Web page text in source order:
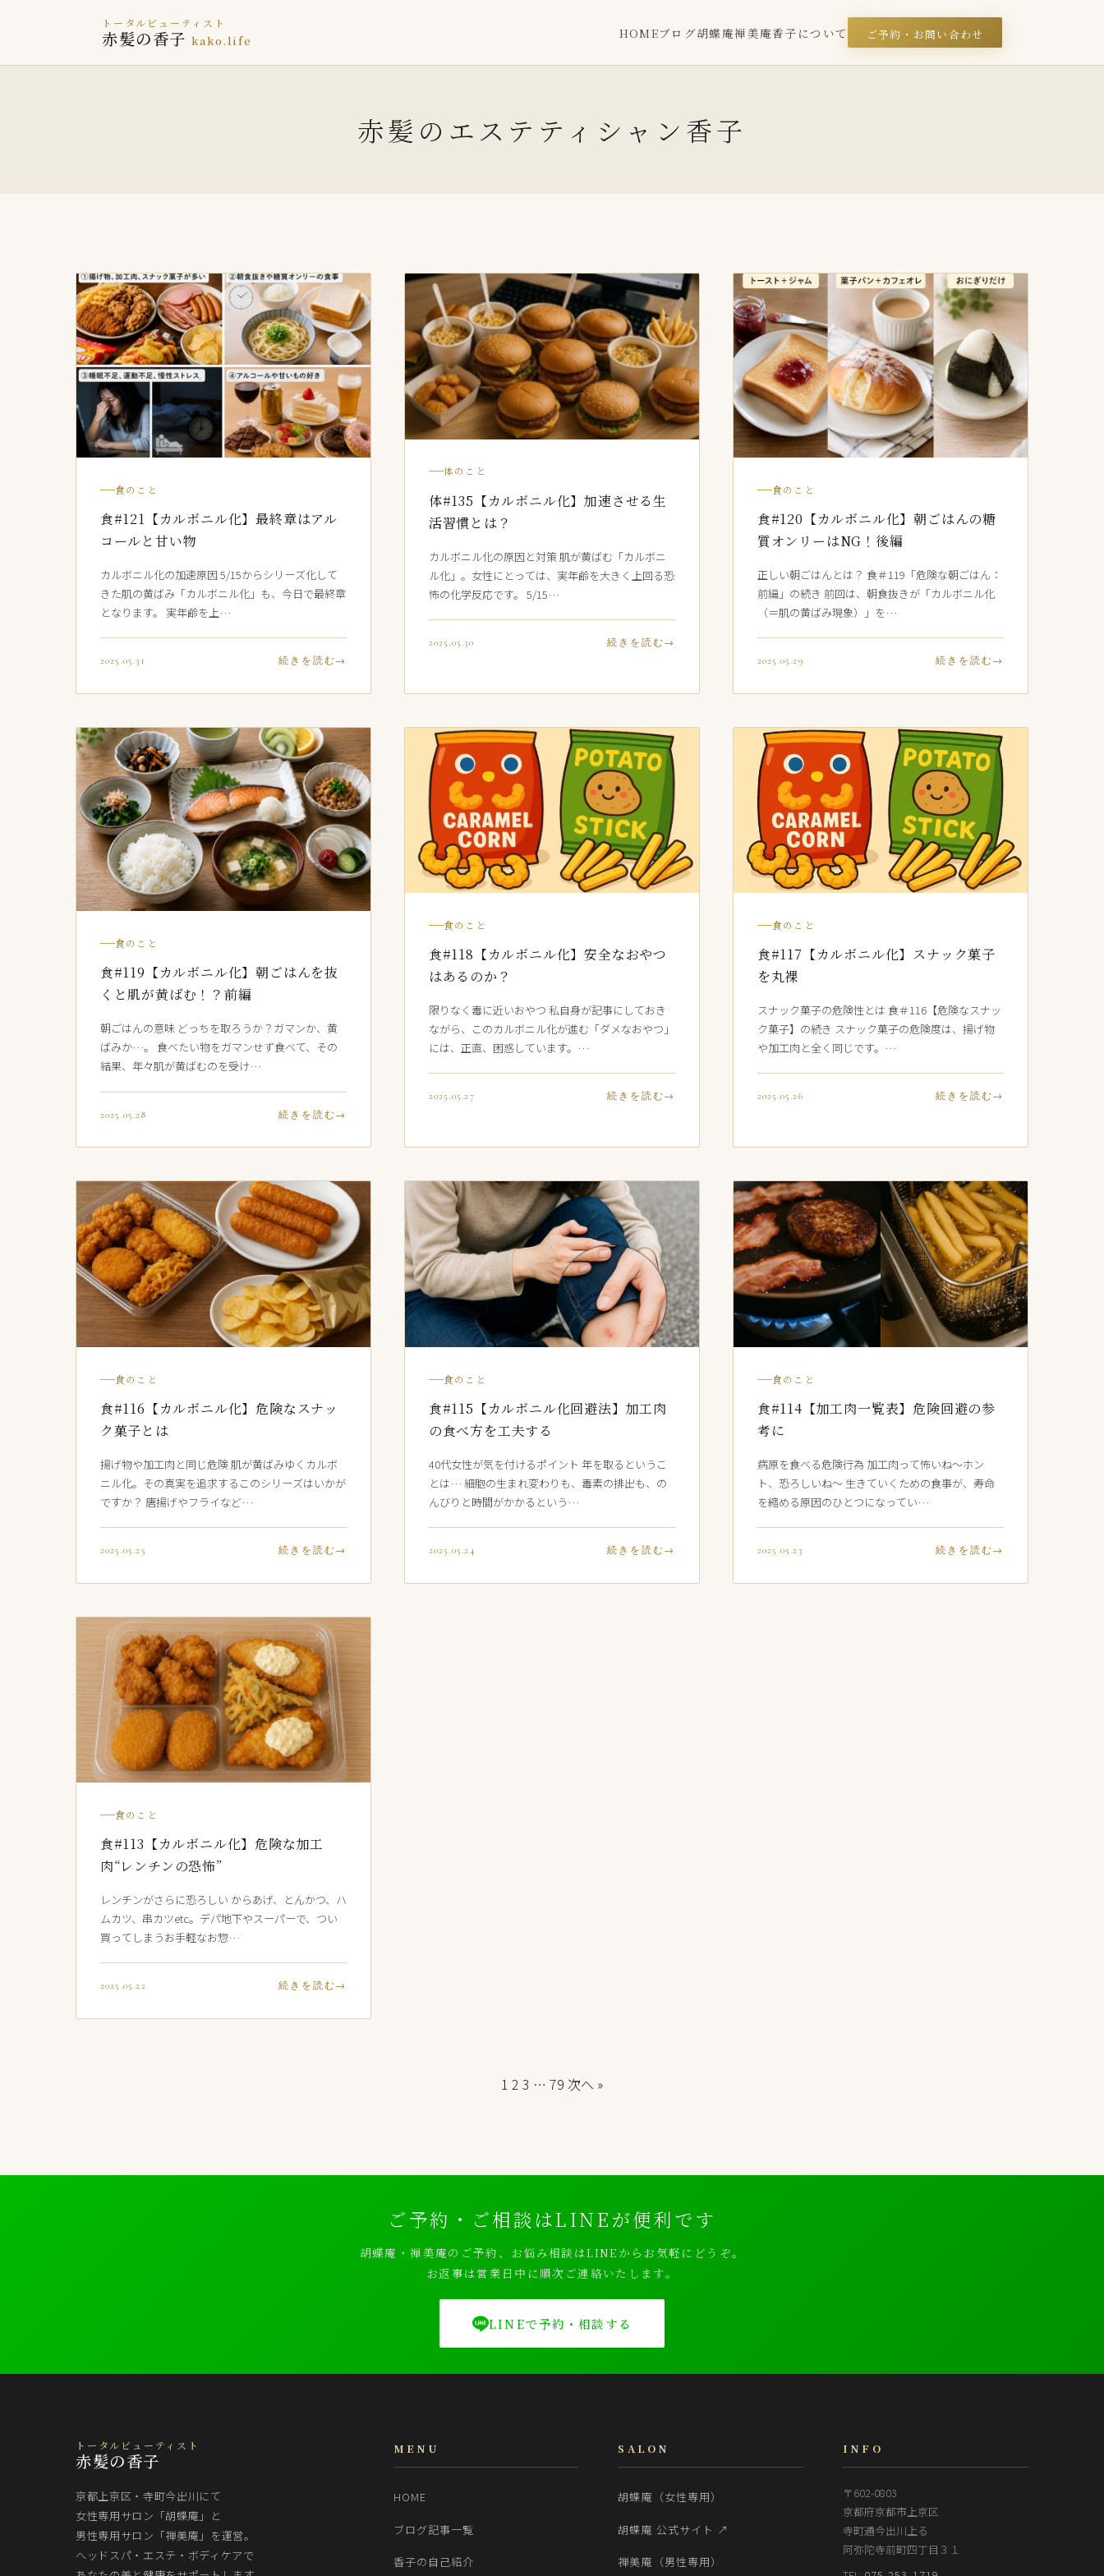
トータルビューティスト
赤髪の香子kako.life HOMEブログ胡蝶庵禅美庵香子について ご予約・お問い合わせ
赤髪のエステティシャン香子
食のこと
食#121【カルボニル化】最終章はアル
コールと甘い物
カルボニル化の加速原因 5/15からシリーズ化して
きた肌の黄ばみ「カルボニル化」も、今日で最終章
となります。 実年齢を上…
2025.05.31 続きを読む
体のこと
体#135【カルボニル化】加速させる生
活習慣とは？
カルボニル化の原因と対策 肌が黄ばむ「カルボニ
ル化」。女性にとっては、実年齢を大きく上回る恐
怖の化学反応です。 5/15…
2025.05.30 続きを読む
食のこと
食#120【カルボニル化】朝ごはんの糖
質オンリーはNG！後編
正しい朝ごはんとは？ 食＃119「危険な朝ごはん：
前編」の続き 前回は、朝食抜きが「カルボニル化
（＝肌の黄ばみ現象）」を…
2025.05.29 続きを読む
食のこと
食#119【カルボニル化】朝ごはんを抜
くと肌が黄ばむ！？前編
朝ごはんの意味 どっちを取ろうか？ガマンか、黄
ばみか…。 食べたい物をガマンせず食べて、その
結果、年々肌が黄ばむのを受け…
2025.05.28 続きを読む
食のこと
食#118【カルボニル化】安全なおやつ
はあるのか？
限りなく毒に近いおやつ 私自身が記事にしておき
ながら、このカルボニル化が進む「ダメなおやつ」
には、正直、困惑しています。…
2025.05.27 続きを読む
食のこと
食#117【カルボニル化】スナック菓子
を丸裸
スナック菓子の危険性とは 食＃116【危険なスナッ
ク菓子】の続き スナック菓子の危険度は、揚げ物
や加工肉と全く同じです。…
2025.05.26 続きを読む
食のこと
食#116【カルボニル化】危険なスナッ
ク菓子とは
揚げ物や加工肉と同じ危険 肌が黄ばみゆくカルボ
ニル化。その真実を追求するこのシリーズはいかが
ですか？ 唐揚げやフライなど…
2025.05.25 続きを読む
食のこと
食#115【カルボニル化回避法】加工肉
の食べ方を工夫する
40代女性が気を付けるポイント 年を取るというこ
とは… 細胞の生まれ変わりも、毒素の排出も、の
んびりと時間がかかるという…
2025.05.24 続きを読む
食のこと
食#114【加工肉一覧表】危険回避の参
考に
病原を食べる危険行為 加工肉って怖いね〜ホン
ト、恐ろしいね〜 生きていくための食事が、寿命
を縮める原因のひとつになってい…
2025.05.23 続きを読む
食のこと
食#113【カルボニル化】危険な加工
肉“レンチンの恐怖”
レンチンがさらに恐ろしい からあげ、とんかつ、ハ
ムカツ、串カツetc。デパ地下やスーパーで、つい
買ってしまうお手軽なお惣…
2025.05.22 続きを読む
1 2 3 … 79 次へ »
ご予約・ご相談はLINEが便利です
胡蝶庵・禅美庵のご予約、お悩み相談はLINEからお気軽にどうぞ。
お返事は営業日中に順次ご連絡いたします。
LINEで予約・相談する
トータルビューティスト
赤髪の香子
京都上京区・寺町今出川にて
女性専用サロン「胡蝶庵」と
男性専用サロン「禅美庵」を運営。
ヘッドスパ・エステ・ボディケアで
MENU
HOME
ブログ記事一覧
香子の自己紹介
SALON
胡蝶庵（女性専用）
胡蝶庵 公式サイト ↗
禅美庵（男性専用）
INFO
〒602-0803
京都府京都市上京区
寺町通今出川上る
阿弥陀寺前町四丁目３１